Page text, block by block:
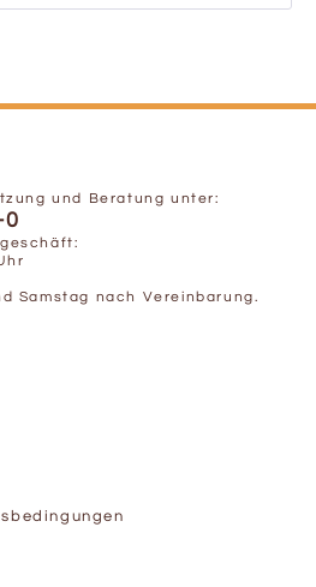
und Beratung unter:
0
Samstag nach Vereinbarung.